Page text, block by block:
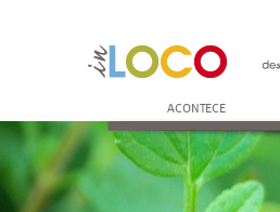
ACONTECE